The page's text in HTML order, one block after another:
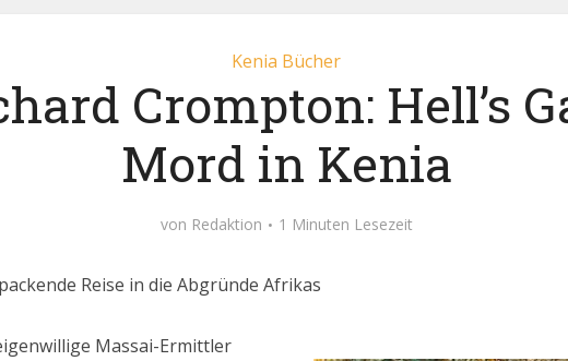
Kenia Bücher
Crompton: Hell’s
Mord in Kenia
von Redaktion 1 Minuten Lesezeit
Reise in die Abgründe Afrikas
Massai-Ermittler